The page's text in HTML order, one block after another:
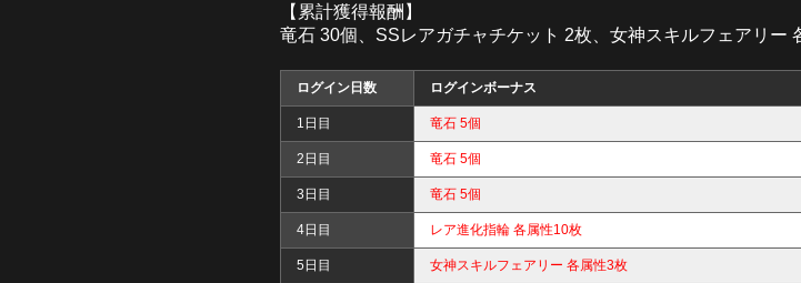
【累計獲得報酬】
竜石 30個、SSレアガチャチケット 2枚、女神スキルフェアリー
ログイン日数 ログインボーナス
1日目 竜石 5個
2日目 竜石 5個
3日目 竜石 5個
4日目 レア進化指輪 各属性10枚
5日目 女神スキルフェアリー 各属性3枚